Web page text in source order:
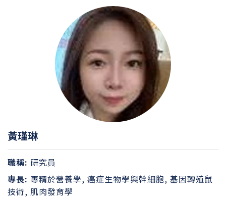
黃瑾琳
職稱: 研究員
專長: 專精於營養學, 癌症生物學與幹細胞, 基因轉殖鼠
技術, 肌肉發育學